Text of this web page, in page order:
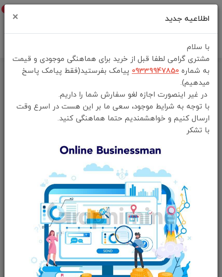
خانه
فهرست محصولات
with nightlight
اطلاعیه جدید ×
با سلام
مشتری گرامی لطفا قبل از خرید برای هماهنگی موجودی و قیمت
به شماره 09339947850 پیامک بفرستید(فقط پیامک پاسخ
میدهیم).
در غیر اینصورت اجازه لغو سفارش شما را داریم.
با توجه به شرایط موجود، سعی ما بر این هست در اسرع وقت
ارسال کنیم و خواهشمندیم حتما هماهنگی کنید.
با تشکر